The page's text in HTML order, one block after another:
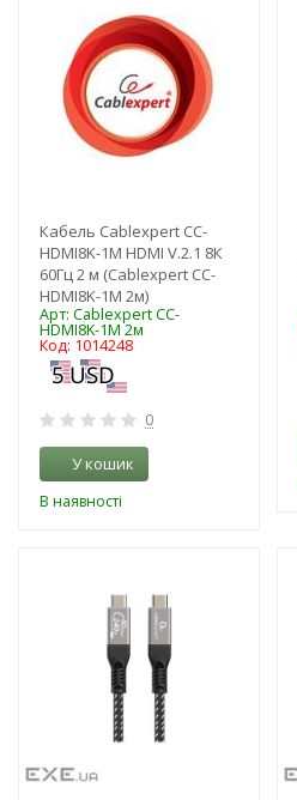
Кабель Cablexpert CC-
HDMI8K-1M HDMI V.2.1 8К
60Гц 2 м (Cablexpert CC-
HDMI8K-1M 2м)
Арт: Cablexpert CC-
HDMI8K-1M 2м
Код: 1014248
0
У кошик
В наявності